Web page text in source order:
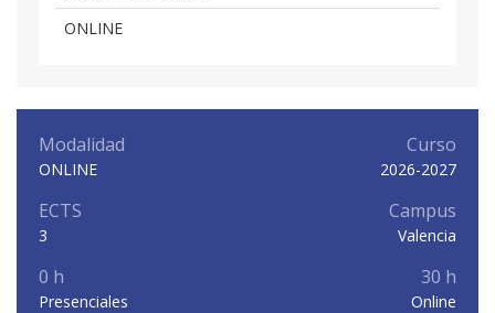
ONLINE
Modalidad
ONLINE
Curso
2026-2027
ECTS
3
Campus
Valencia
0 h
Presenciales
30 h
Online